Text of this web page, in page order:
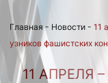
Главная- Новости - 11
узников фашистских
11 АПРЕЛЯ